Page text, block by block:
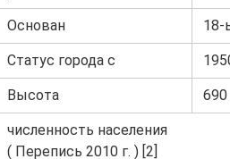
Основан 18-
Статус города с
Высота
численность населения
( Перепись 2010 г. ) [2]